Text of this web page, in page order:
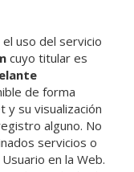
uso del servicio
cuyo titular es
de forma
su visualización
alguno. No
servicios o
en la Web.